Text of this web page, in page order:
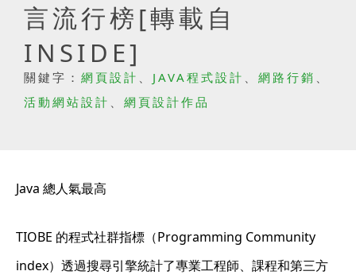
言流行榜[轉載自
INSIDE]
關鍵字： 網頁設計 、 JAVA程式設計 、 網路行銷 、
活動網站設計 、 網頁設計作品
Java 總人氣最高
TIOBE 的程式社群指標（Programming Community
index）透過搜尋引擎統計了專業工程師、課程和第三方